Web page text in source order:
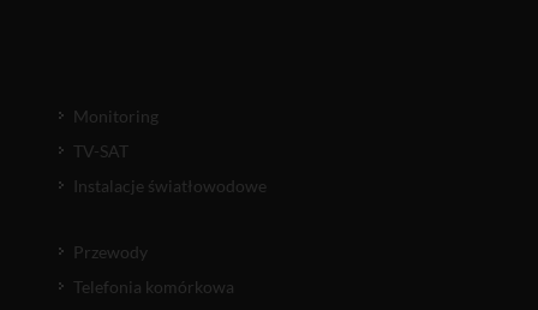
Monitoring
TV-SAT
Instalacje światłowodowe
Przewody
Telefonia komórkowa